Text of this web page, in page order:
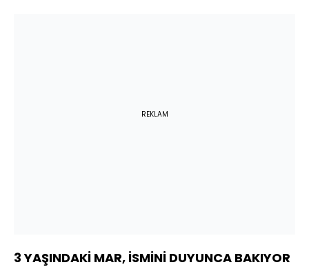
REKLAM
3 YAŞINDAKİ MAR, İSMİNİ DUYUNCA BAKIYOR